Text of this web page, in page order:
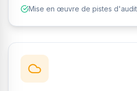
Mise en œuvre de pistes d'audit